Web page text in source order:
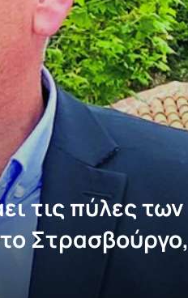
τις πύλες των
Στρασβούργο,